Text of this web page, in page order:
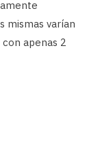
mismas varían
apenas 2